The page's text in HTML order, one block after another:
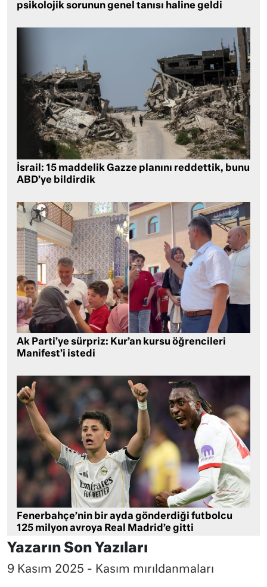
psikolojik sorunun genel tanısı haline geldi
İsrail: 15 maddelik Gazze planını reddettik, bunu
ABD’ye bildirdik
Ak Parti’ye sürpriz: Kur’an kursu öğrencileri
Manifest’i istedi
Fenerbahçe’nin bir ayda gönderdiği futbolcu
125 milyon avroya Real Madrid’e gitti
Yazarın Son Yazıları
9 Kasım 2025 - Kasım mırıldanmaları